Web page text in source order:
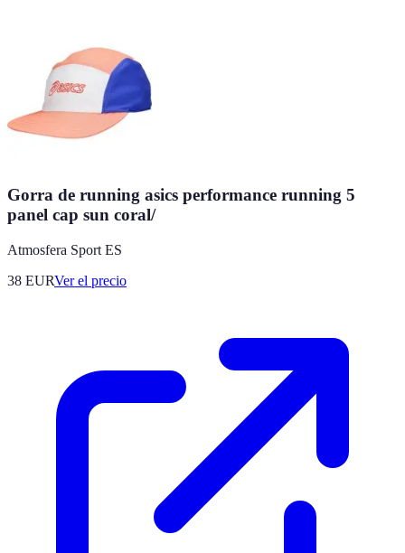
Gorra de running asics performance running 5
panel cap sun coral/
Atmosfera Sport ES
38 EURVer el precio